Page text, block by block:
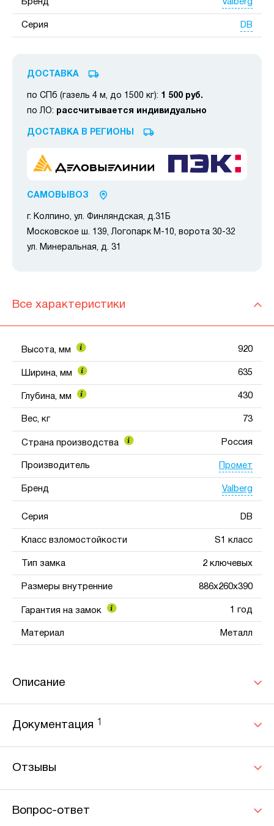
Бренд Valberg
Серия DB
ДОСТАВКА
по СПб (газель 4 м, до 1500 кг): 1 500 руб.
по ЛО: рассчитывается индивидуально
ДОСТАВКА В РЕГИОНЫ
САМОВЫВОЗ
г. Колпино, ул. Финляндская, д.31Б
Московское ш. 139, Логопарк М-10, ворота 30-32
ул. Минеральная, д. 31
Все характеристики
Высота, мм 920
Ширина, мм 635
Глубина, мм 430
Вес, кг 73
Страна производства Россия
Производитель Промет
Бренд Valberg
Серия DB
Класс взломостойкости S1 класс
Тип замка 2 ключевых
Размеры внутренние 886x260x390
Гарантия на замок 1 год
Материал Металл
Описание
Документация 1
Отзывы
Вопрос-ответ